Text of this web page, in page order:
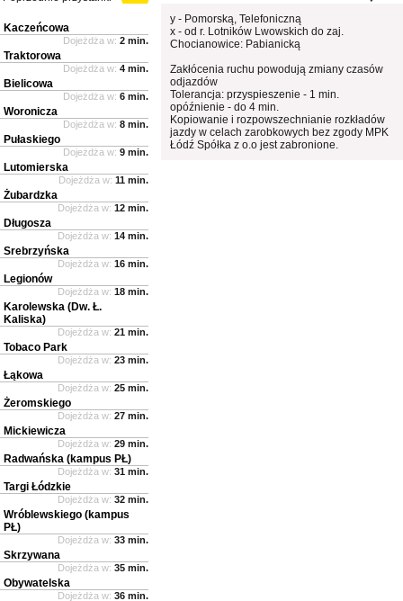
y - Pomorską, Telefoniczną
x - od r. Lotników Lwowskich do zaj.
Chocianowice: Pabianicką
Zakłócenia ruchu powodują zmiany czasów
odjazdów
Tolerancja: przyspieszenie - 1 min.
opóźnienie - do 4 min.
Kopiowanie i rozpowszechnianie rozkładów
jazdy w celach zarobkowych bez zgody MPK
Łódź Spółka z o.o jest zabronione.
Kaczeńcowa
Dojeżdża w: 2 min.
Traktorowa
Dojeżdża w: 4 min.
Bielicowa
Dojeżdża w: 6 min.
Woronicza
Dojeżdża w: 8 min.
Pułaskiego
Dojeżdża w: 9 min.
Lutomierska
Dojeżdża w: 11 min.
Żubardzka
Dojeżdża w: 12 min.
Długosza
Dojeżdża w: 14 min.
Srebrzyńska
Dojeżdża w: 16 min.
Legionów
Dojeżdża w: 18 min.
Karolewska (Dw. Ł.
Kaliska)
Dojeżdża w: 21 min.
Tobaco Park
Dojeżdża w: 23 min.
Łąkowa
Dojeżdża w: 25 min.
Żeromskiego
Dojeżdża w: 27 min.
Mickiewicza
Dojeżdża w: 29 min.
Radwańska (kampus PŁ)
Dojeżdża w: 31 min.
Targi Łódzkie
Dojeżdża w: 32 min.
Wróblewskiego (kampus
PŁ)
Dojeżdża w: 33 min.
Skrzywana
Dojeżdża w: 35 min.
Obywatelska
Dojeżdża w: 36 min.